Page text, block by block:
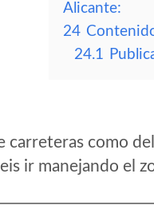
Alicante:
24
24.1
carreteras como
ir manejando el